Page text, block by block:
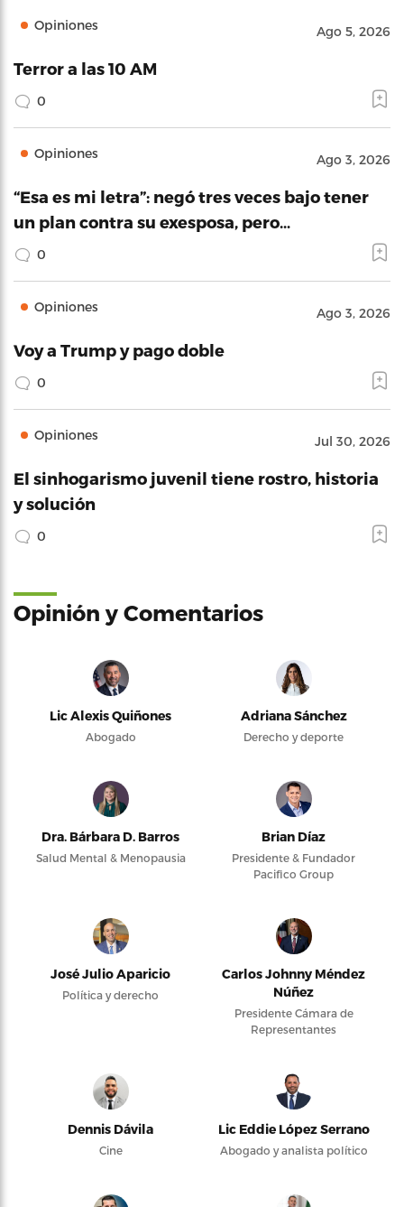
Opiniones Ago 5, 2026
Terror a las 10 AM
0
Opiniones Ago 3, 2026
“Esa es mi letra”: negó tres veces bajo tener
un plan contra su exesposa, pero…
0
Opiniones Ago 3, 2026
Voy a Trump y pago doble
0
Opiniones Jul 30, 2026
El sinhogarismo juvenil tiene rostro, historia
y solución
0
Opinión y Comentarios
Lic Alexis Quiñones
Abogado
Adriana Sánchez
Derecho y deporte
Dra. Bárbara D. Barros
Salud Mental & Menopausia
Brian Díaz
Presidente & Fundador
Pacifico Group
José Julio Aparicio
Política y derecho
Carlos Johnny Méndez
Núñez
Presidente Cámara de
Representantes
Dennis Dávila
Cine
Lic Eddie López Serrano
Abogado y analista político